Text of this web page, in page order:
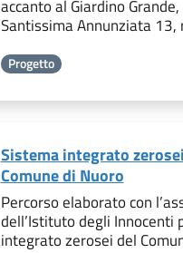
accanto al Giardino
Santissima Annunziata
Progetto
Sistema integrato
Comune di Nuoro
Percorso elaborato con
dell’Istituto degli
integrato zerosei del